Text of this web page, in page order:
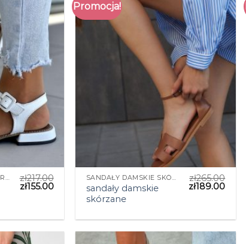
zł217.00
zł155.00
Promocja!
sandały damskie
skórzane
zł265.00
zł189.00